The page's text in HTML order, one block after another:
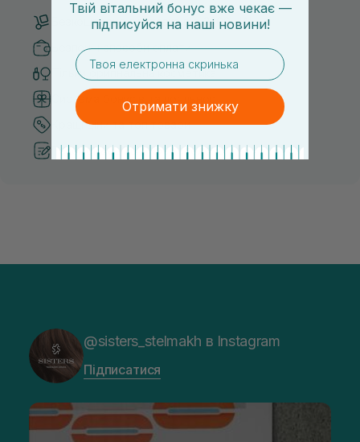
Безкоштовна доставка від 3000 UAH
Безпечні способи оплати
Тільки оригінальна косметика
Система бонусів та лояльності
Кращі ціни та топ товари
Рекомендації від косметологів
@sisters_stelmakh в Instagram
Підписатися
Твій вітальний бонус вже чекає —
підписуйся на наші новини!
email
Отримати знижку